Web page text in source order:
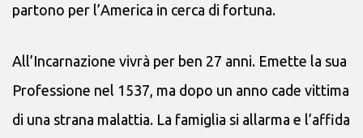
partono per l’America in cerca di fortuna.
All’Incarnazione vivrà per ben 27 anni. Emette la sua
Professione nel 1537, ma dopo un anno cade vittima
di una strana malattia. La famiglia si allarma e l’affida